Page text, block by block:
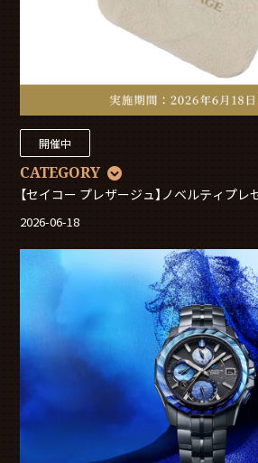
開催中
CATEGORY
【セイコー プレザージュ】ノベルティプ
2026-06-18